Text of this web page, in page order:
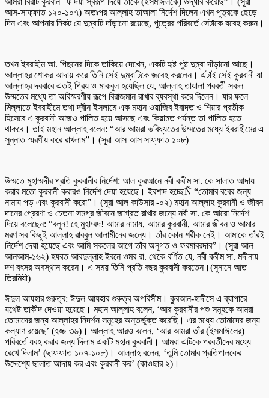
আস-সাফ্ফাত ১২০-১০৭) অতঃপর আল্লাহ তাআলা নির্দেশ দিলেন এখন পুত্রকে ছেড়ে
দিন এবং আপনার নিকট যে দুম্বাটি দাঁড়ানো রয়েছে, পুত্রের পরিবর্তে সেটাকে যবেহ করুন।
তখন ইবরাহীম আ. পিছনের দিকে তাকিয়ে দেখেন, একটি হৃষ্ট পুষ্ট দুম্বা দাঁড়ানো আছে।
আল্লাহর শোকর আদায় করে তিনি সেই দুম্বাটিকে জবেহ করলেন। এটাই সেই কুরবানী যা
আল্লাহর দরবারে এতই প্রিয় ও মাকবুল হয়েছিল যে, আল্লাহ তায়ালা পরবর্তী সকল
উম্মতের মধ্যে তা অবিস্মরণীয় রূপে বিরাজমান রাখার ব্যবস্থা করে দিলেন। যার ফলে
মিল্লাতে ইবরাহীমে তথা দ্বীন ইসলামে এক মহান ওয়াজিব ইবাদত ও শিয়ার প্রতীক
হিসেবে এ কুরবানী আজও পালিত হয়ে আসছে এবং কিয়ামত পর্যন্ত তা পালিত হতে
থাকবে। তাই মহান আল্লাহ বলেন: “আর আমরা ভবিষ্যতের উম্মতের মধ্যে ইবরাহীমের এ
সুন্নাত স্মরণীয় করে রাখলাম”। (সূরা আস আস সাফ্ফাত ১০৮)
উম্মতে মুহাম্মদীর প্রতি কুরবানীর নির্দেশ: আল কুরআনে নবী করীম সা. কে সালাত আদায়
করার মতো কুরবানী করারও নির্দেশ দেয়া হয়েছে। ইরশাদ হচ্ছেÑ “তোমার রবের জন্য
নামায পড় এবং কুরবানী করো”। (সূরা আল কাউসার -০২) মহান আল্লাহ কুরবানী ও জীবন
দানের প্রেরণা ও চেতনা সমগ্র জীবনে জাগ্রত রাখার জন্যে নবী সা. কে আরো নির্দেশ
দিয়ে বলেছেন: “বলুন! হে মুহাম্মদ! আমার নামায, আমার কুরবানী, আমার জীবন ও আমার
মরণ সব কিছুই আল্লাহ রাব্বুল আলামীনের জন্যে। তাঁর কোন শরীক নেই। আমাকে তাঁরই
নির্দেশ দেয়া হয়েছে এবং আমি সকলের আগে তাঁর অনুগত ও ফরমাবরদার”। (সূরা আল
আনআম-১৬২) হযরত আবদুল্লাহ ইবনে ওমর রা. থেকে বর্ণিত যে, নবী করীম সা. মদীনায়
দশ বৎসর অবস্থান করেন। এ সময় তিনি প্রতি বছর কুরবানী করতেন।(সুনানে আত
তিরমিযী)
ঈদুল আযহার গুরুত্ব: ঈদুল আযহার গুরুত্ব অপরিসীম। কুরআন-হাদীসে এ ব্যাপারে
যথেষ্ট তাকীদ দেওয়া হয়েছে। মহান আল্লাহ বলেন, ‘আর কুরবানীর পশু সমূহকে আমরা
তোমাদের জন্য আল্লাহর নিদর্শন সমূহের অন্তর্ভুক্ত করেছি। এর মধ্যে তোমাদের জন্য
কল্যাণ রয়েছে’ (হজ্জ ৩৬)। আল্লাহ আরও বলেন, ‘আর আমরা তাঁর (ইসমাঈলের)
পরিবর্তে যবহ করার জন্য দিলাম একটি মহান কুরবানী। আমরা এটিকে পরবর্তীদের মধ্যে
রেখে দিলাম’ (ছাফফাত ১০৭-১০৮)। আল্লাহ বলেন, ‘তুমি তোমার প্রতিপালকের
উদ্দেশ্যে ছালাত আদায় কর এবং কুরবানী কর’ (কাওছার ২)।